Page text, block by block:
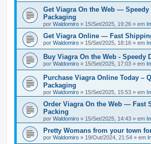
Get Viagra On the Web —
Packaging
por Waldomiro » 15/Set/2025, 19:26 » em
Get Viagra Online — Fast
por Waldomiro » 15/Set/2025, 18:16 » em
Buy Viagra On the Web - Speedy
por Waldomiro » 15/Set/2025, 17:03 » em
Purchase Viagra Online Today –
Packaging
por Waldomiro » 15/Set/2025, 15:53 » em
Order Viagra On the Web — Fast
Packing
por Waldomiro » 15/Set/2025, 14:43 » em
Pretty Womans from your town
por Waldomiro » 19/Out/2024, 21:54 » em